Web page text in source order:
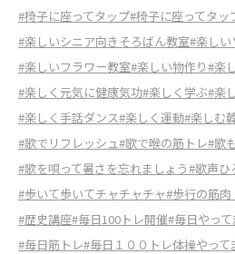
#椅子に座ってタップ#椅子に座ってタッ
#楽しいシニア向きそろばん教室#楽し
#楽しいフラワー教室#楽しい物作り#楽
#楽しく元気に健康気功#楽しく学ぶ#楽
#楽しく手話ダンス#楽しく運動#楽しむ
#歌でリフレッシュ#歌で喉の筋トレ#歌
#歌を唄って暑さを忘れましょう#歌声ひ
#歩いて歩いてチャチャチャ#歩行の筋肉
#歴史講座#毎日100トレ開催#毎日やって
#毎日筋トレ#毎日１００トレ体操やって